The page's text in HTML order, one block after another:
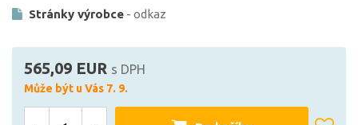
Stránky výrobce - odkaz
565,09 EUR s DPH
Může být u Vás 7. 9.